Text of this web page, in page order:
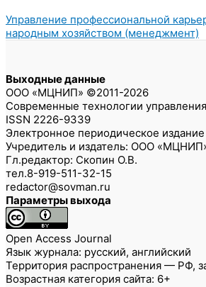
Управление профессиональной
народным хозяйством (менеджмент)
Выходные данные
ООО «МЦНИП» ©2011-2026
Современные технологии управления
ISSN 2226-9339
Электронное периодическое
Учредитель и издатель: ООО
Гл.редактор: Скопин О.В.
тел.8-919-511-32-15
redactor@sovman.ru
Параметры выхода
Open Access Journal
Язык журнала: русский, английский
Территория распространения — РФ,
Возрастная категория сайта: 6+